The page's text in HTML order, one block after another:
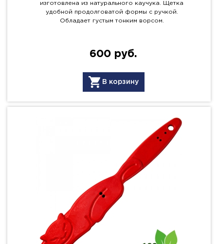
изготовлена из натурального каучука. Щетка
удобной продолговатой формы с ручкой.
Обладает густым тонким ворсом.
600 руб.
В корзину